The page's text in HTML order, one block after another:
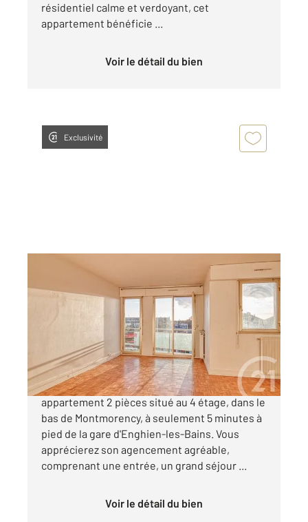
résidentiel calme et verdoyant, cet
appartement bénéficie ...
Voir le détail du bien
Exclusivité
MONTMORENCY 95
, 2 pièces
Ref : 1914
Appartement F2 à vendre
191 500 €
CENTURY 21 Auréa vous présente cet
appartement 2 pièces situé au 4 étage, dans le
bas de Montmorency, à seulement 5 minutes à
pied de la gare d'Enghien-les-Bains. Vous
apprécierez son agencement agréable,
comprenant une entrée, un grand séjour ...
Voir le détail du bien